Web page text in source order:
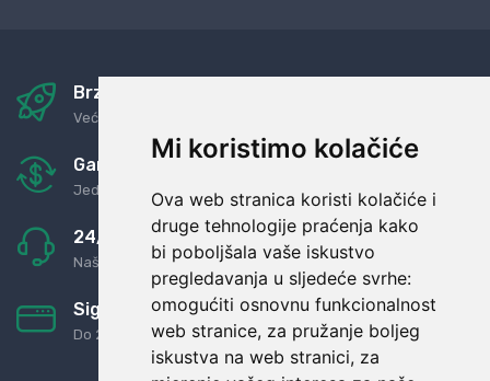
Mi koristimo kolačiće
Ova web stranica koristi kolačiće i
druge tehnologije praćenja kako
bi poboljšala vaše iskustvo
pregledavanja u sljedeće svrhe:
omogućiti osnovnu funkcionalnost
web stranice, za pružanje boljeg
iskustva na web stranici, za
Brza i sigurna dostava
Već za nekoliko dana kod vas
Garancija u povrat novaca
Jednostavno pravilo: Roba za novac
24/7 odlična podrška
Naši agenti uvijek na raspolaganju
Sigurno obročno plaćanje
Do 24 rata bez kamata